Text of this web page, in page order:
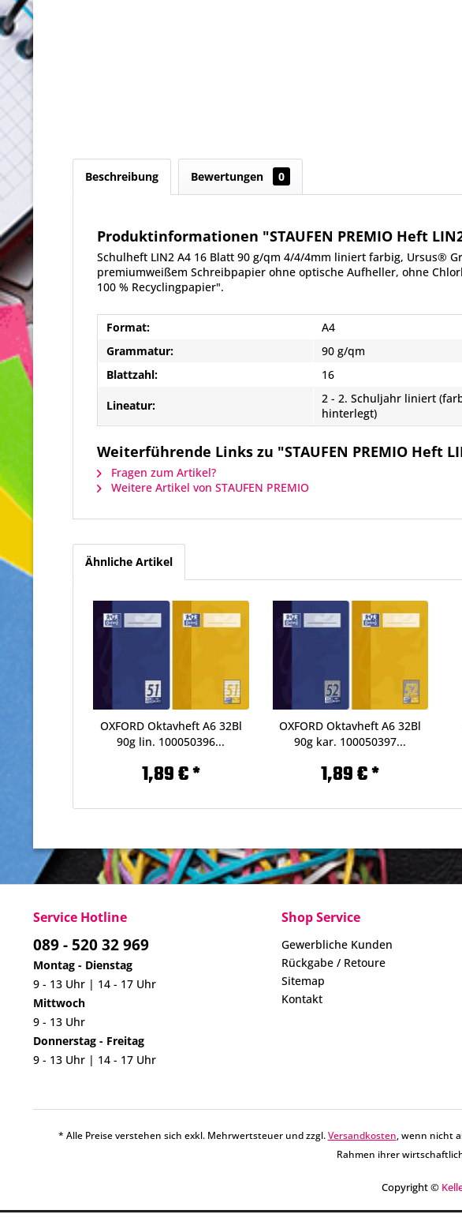
Beschreibung Bewertungen 0
Produktinformationen "STAUFEN PREMIO Heft
Schulheft LIN2 A4 16 Blatt 90 g/qm 4/4/4mm liniert farbig, Ursus®
premiumweißem Schreibpapier ohne optische Aufheller, ohne
100 % Recyclingpapier".
Format:
A4
Grammatur:
90 g/qm
Blattzahl:
16
Lineatur:
2 - 2. Schuljahr liniert
hinterlegt)
Weiterführende Links zu "STAUFEN PREMIO Heft
Fragen zum Artikel?
Weitere Artikel von STAUFEN PREMIO
Ähnliche Artikel
OXFORD Oktavheft A6 32Bl
90g lin. 100050396...
1,89 € *
OXFORD Oktavheft A6 32Bl
90g kar. 100050397...
1,89 € *
Service Hotline
089 - 520 32 969
Montag - Dienstag
9 - 13 Uhr | 14 - 17 Uhr
Mittwoch
9 - 13 Uhr
Donnerstag - Freitag
9 - 13 Uhr | 14 - 17 Uhr
Shop Service
Gewerbliche Kunden
Rückgabe / Retoure
Sitemap
Kontakt
* Alle Preise verstehen sich exkl. Mehrwertsteuer und zzgl.Versandkosten, wenn nicht
Rahmen ihrer
Copyright ©